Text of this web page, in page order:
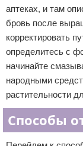
аптеках, и там
бровь после
корректировать
определитесь с
начинайте
народными
растительности
Способы